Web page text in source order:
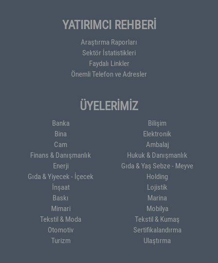
YATIRIMCI REHBERİ
Araştırma Raporları
Sektör İstatistikleri
Faydalı Linkler
Önemli Telefon ve Adresler
ÜYELERİMİZ
Banka
Bilişim
Bina
Elektronik
Cam
Ambalaj
Finans & Danışmanlık
Hukuk & Danışmanlık
Enerji
Gıda & Yaş Sebze - Meyve
Gıda & Yiyecek - İçecek
Holding
İnşaat
Lojistik
Baskı
Marina
Mimari
Mobilya
Tekstil & Moda
Tekstil & Kumaş
Otomotiv
Sertifikalandırma
Turizm
Ulaştırma